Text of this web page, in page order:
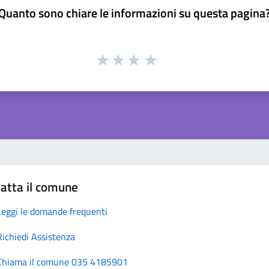
sono chiare le informazioni su questa
il comune
le domande frequenti
Assistenza
il comune 035 4185901